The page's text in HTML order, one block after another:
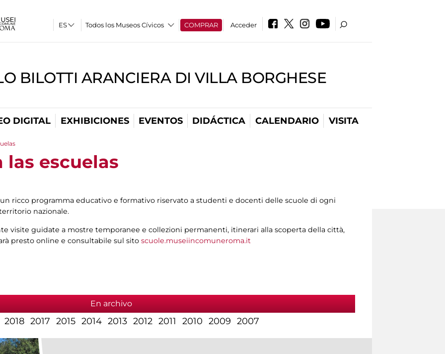
Todos los Museos Cívicos COMPRAR Acceder
BILOTTI ARANCIERA DI VILLA BORGHESE
DIGITAL EXHIBICIONES EVENTOS DIDÁCTICA CALENDARIO VISITA
escuelas
ricco programma educativo e formativo riservato a studenti e docenti delle scuole di ogni
nazionale.
visite guidate a mostre temporanee e collezioni permanenti, itinerari alla scoperta della città,
presto online e consultabile sul sito scuole.museiincomuneroma.it
En archivo
2018 2017 2015 2014 2013 2012 2011 2010 2009 2007